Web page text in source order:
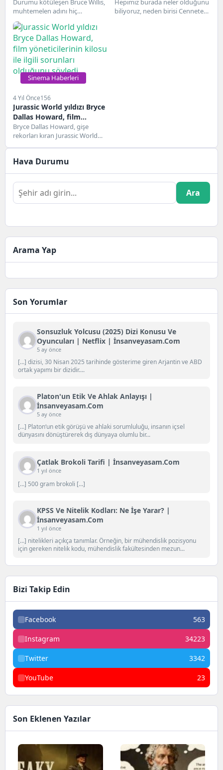
filmi yaptı
Durumu kötüleşen Bruce Willis,
muhtemelen adını hiç
duymadığınız düzinelerce
doğrudan videoya film yaptı.
Şimdi nedenini...
için bir yıldız aracıdır.
Hepimiz burada neler olduğunu
biliyoruz, neden birisi Cennete
Sinema Haberleri
4 Yıl Önce156
Jurassic World yıldızı Bryce
Dallas Howard, film
yöneticilerinin kilosu ile
ilgili sorunları olduğunu
söyledi.
Bryce Dallas Howard, gişe
rekorları kıran Jurassic World
ile...
Hava Durumu
Ara
Arama Yap
Son Yorumlar
Sonsuzluk Yolcusu (2025) Dizi Konusu Ve
Oyuncuları | Netflix | İnsanveyasam.com
5 ay önce
[…] dizisi, 30 Nisan 2025 tarihinde gösterime giren Arjantin ve ABD
ortak yapımı bir dizidir....
Platon'un Etik Ve Ahlak Anlayışı |
İnsanveyasam.com
5 ay önce
[…] Platon‘un etik görüşü ve ahlaki sorumluluğu, insanın içsel
dünyasını dönüştürerek dış dünyaya olumlu bir...
Çatlak Brokoli Tarifi | İnsanveyasam.com
1 yıl önce
[…] 500 gram brokoli […]
KPSS Ve Nitelik Kodları: Ne İşe Yarar? |
İnsanveyasam.com
1 yıl önce
[…] nitelikleri açıkça tanımlar. Örneğin, bir mühendislik pozisyonu
için gereken nitelik kodu, mühendislik fakültesinden mezun...
Bizi Takip Edin
Facebook 563
Instagram 34223
Twitter 3342
YouTube 23
Son Eklenen Yazılar